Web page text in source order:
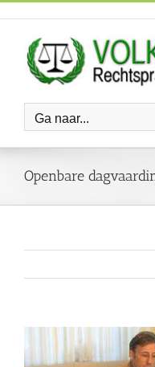
Ga
naar
Ga naar...
Openbare